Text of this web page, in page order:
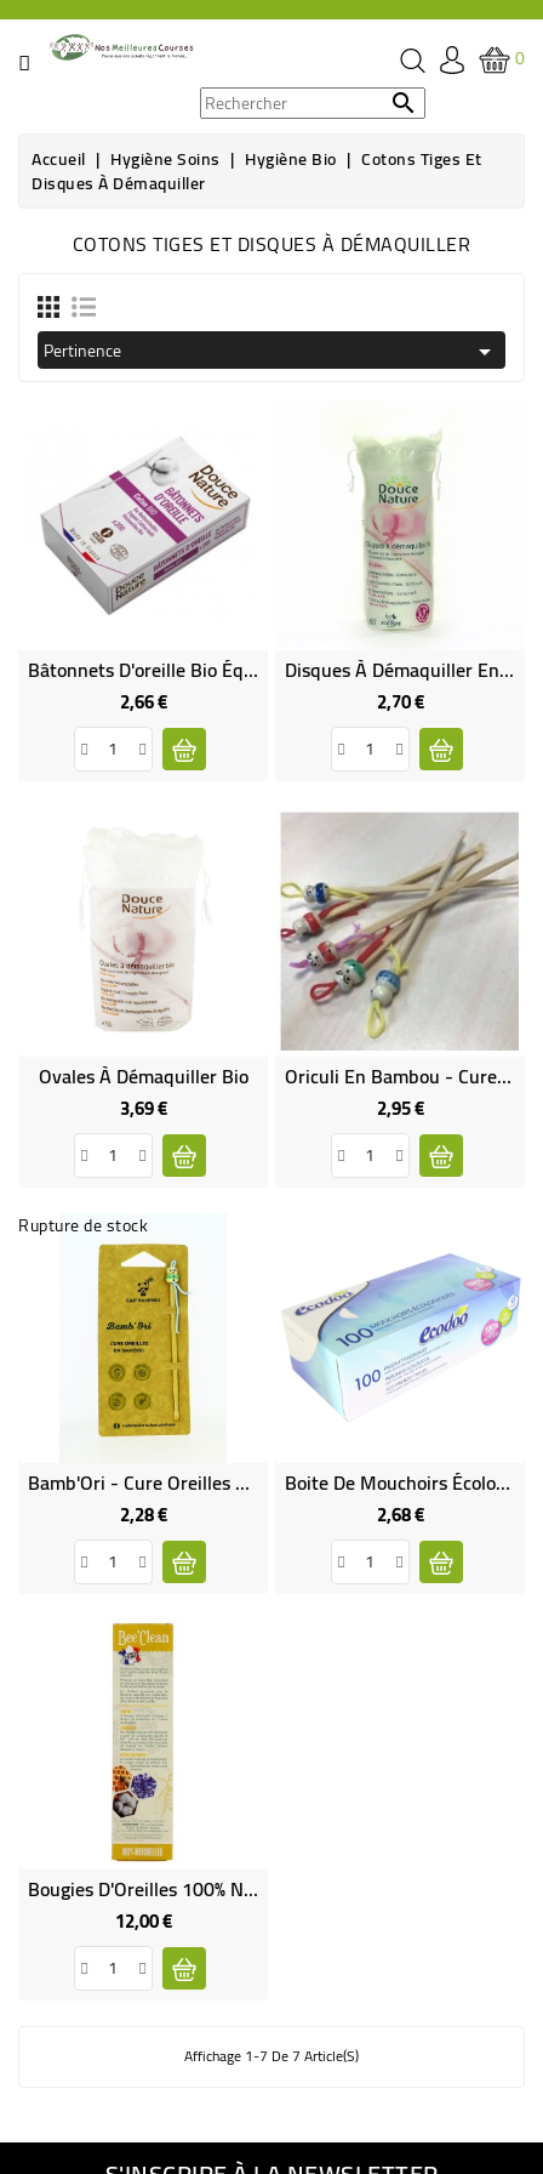
CATÉGORIE
ÉPICERIE
BOISSON
HYGIÈNE
ÊTRE
BÉBÉ
0

Accueil Hygiène Soins Hygiène Bio Cotons Tiges Et
Disques À Démaquiller
COTONS TIGES ET DISQUES À DÉMAQUILLER
Pertinence 
Bâtonnets D'oreille Bio Équitable
2,66 €Prix
Disques À Démaquiller En Coton Bio Équitable
2,70 €Prix
Ovales À Démaquiller Bio
3,69 €Prix
Oriculi En Bambou - Cure-Oreille Écologique
2,95 €Prix
Rupture de stock
Bamb'Ori - Cure Oreilles Écologique
2,28 €Prix
Boite De Mouchoirs Écologiques
2,68 €Prix
Bougies D'Oreilles 100% Naturelles
12,00 €Prix
Affichage 1-7 De 7 Article(s)